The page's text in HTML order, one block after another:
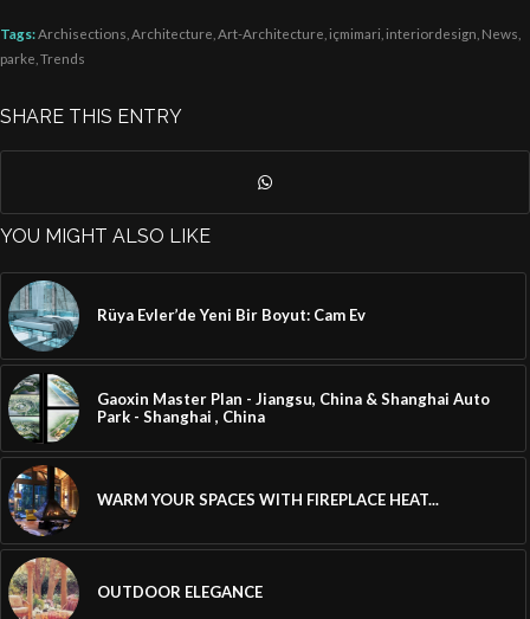
Tags: Archisections Architecture Art-Architecture içmimari interiordesign News
parke Trends
SHARE THIS ENTRY
YOU MIGHT ALSO LIKE
Rüya Evler’de Yeni Bir Boyut: Cam Ev
Gaoxin Master Plan - Jiangsu, China & Shanghai Auto
Park - Shanghai , China
WARM YOUR SPACES WITH FIREPLACE HEAT...
OUTDOOR ELEGANCE